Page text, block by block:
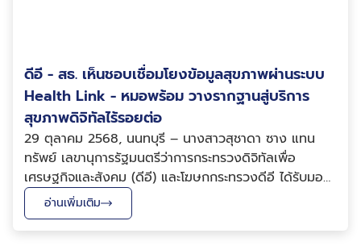
ดีอี - สธ. เห็นชอบเชื่อมโยงข้อมูลสุขภาพผ่านระบบ
Health Link - หมอพร้อม วางรากฐานสู่บริการ
สุขภาพดิจิทัลไร้รอยต่อ
29 ตุลาคม 2568, นนทบุรี – นางสาวสุชาดา ซาง แทน
ทรัพย์ เลขานุการรัฐมนตรีว่าการกระทรวงดิจิทัลเพื่อ
เศรษฐกิจและสังคม (ดีอี) และโฆษกกระทรวงดีอี ได้รับมอบ
หมายจาก นายไชยชนก ชิดชอบ รัฐมนตรีว่าการกระทรวง
ดิจิทัลเพื่อเศรษฐกิจและสังคม (ดีอี) พร้อมด้วยนางจีรา
วรรณ บุญเพิ่ม ที่ปรึกษารัฐมนตรีว่าการกระทรวงดีอี เข้าร่...
อ่านเพิ่มเติม